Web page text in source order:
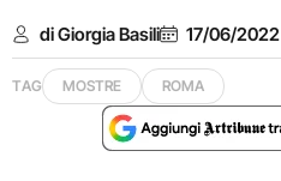
di Giorgia Basili 17/06/2022
TAG MOSTRE ROMA